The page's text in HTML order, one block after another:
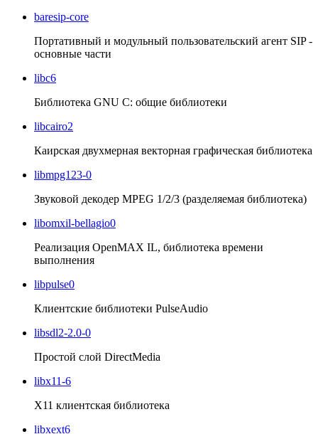
baresip-core
Портативный и модульный пользовательский агент SIP -
основные части
libc6
Библиотека GNU C: общие библиотеки
libcairo2
Каирская двухмерная векторная графическая библиотека
libmpg123-0
Звуковой декодер MPEG 1/2/3 (разделяемая библиотека)
libomxil-bellagio0
Реализация OpenMAX IL, библиотека времени
выполнения
libpulse0
Клиентские библиотеки PulseAudio
libsdl2-2.0-0
Простой слой DirectMedia
libx11-6
X11 клиентская библиотека
libxext6